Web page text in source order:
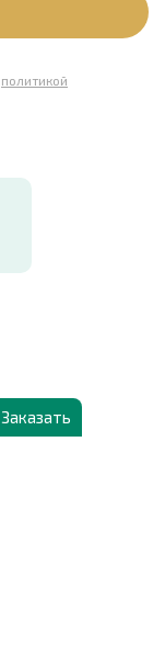
политикой
Заказать